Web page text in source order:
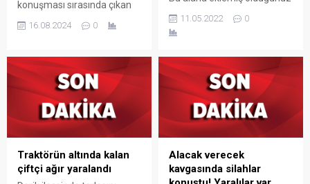
konuşması sırasında çıkan
tutuşan AK Partili Alpay
isterken DEM Partili Gülistan
Kılıç Koçyiğit’e vurdu.
Koçyiğit’in kaşı patladı.
16.08.2024 0
bilgisi ekleyebilirsiniz. Bu
metin yazı düzenleme
bölümünden eklenebilir.
Özet eklenmişse başlık
altında kalın olarak bu
şekilde gösterilir,
eklenmemişse bu alan boş
kalır.
11.05.2022 0
Traktörün altında kalan
çiftçi ağır yaralandı
Alacak verecek
kavgasında silahlar